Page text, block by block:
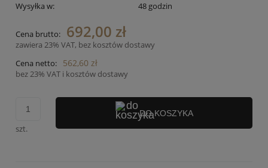
Wysyłka w:
48 godzin
Cena brutto: 692,00 zł
zawiera 23% VAT, bez kosztów dostawy
Cena netto:
562,60 zł
bez 23% VAT i kosztów dostawy
szt.
DO KOSZYKA